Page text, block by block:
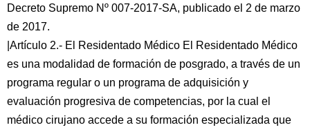
Decreto Supremo Nº 007-2017-SA, publicado el 2 de marzo
de 2017.
|Artículo 2.- El Residentado Médico El Residentado Médico
es una modalidad de formación de posgrado, a través de un
programa regular o un programa de adquisición y
evaluación progresiva de competencias, por la cual el
médico cirujano accede a su formación especializada que